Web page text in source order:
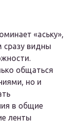
«аську»,
сразу видны
общаться
но и
в общие
ленты